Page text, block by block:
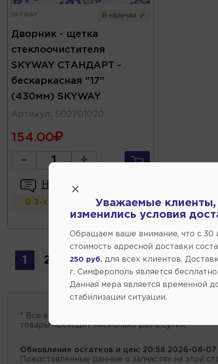
SKYWAY В наличии
Дворник - щетка
стеклоочистителя
SKYWAY СТАНДАРТ -
бескаркасная "17"
(430мм) SKYWAY
Артикул : S02701020
154.00
- +
Написать отзыв
В 2-х и более магазинах
1 2 3
* Все автозапчасти
товары проходит несколько раз в сутки.
Обновление остатков и цен: 20:58 2026-08-07
Представленные данные о запчастях на этой
Уважаемые клиенты,
изменились условия
Обращаем ваше внимание, что c 30
стоимость адресной доставки
250 руб. для всех клиентов.
г. Симферополь является
Данная мера является временной
стабилизации ситуации.